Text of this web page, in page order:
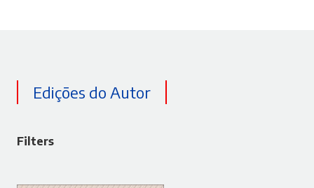
Edições do Autor
Filters